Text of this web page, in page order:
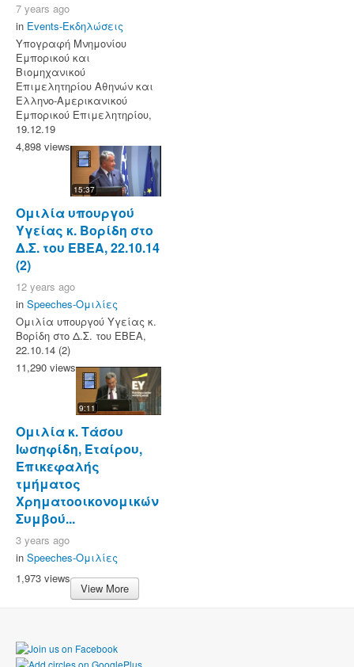
7 years ago
in Events-Εκδηλώσεις
Υπογραφή Μνημονίου
Εμπορικού και
Βιομηχανικού
Επιμελητηρίου Αθηνών και
Ελληνο-Αμερικανικού
Εμπορικού Επιμελητηρίου,
19.12.19
4,898 views
15:37
Ομιλία υπουργού
Υγείας κ. Βορίδη στο
Δ.Σ. του ΕΒΕΑ, 22.10.14
(2)
12 years ago
in Speeches-Ομιλίες
Ομιλία υπουργού Υγείας κ.
Βορίδη στο Δ.Σ. του ΕΒΕΑ,
22.10.14 (2)
11,290 views
9:11
Ομιλία κ. Τάσου
Ιωσηφίδη, Εταίρου,
Επικεφαλής
τμήματος
Χρηματοοικονομικών
Συμβού...
3 years ago
in Speeches-Ομιλίες
1,973 views
View More